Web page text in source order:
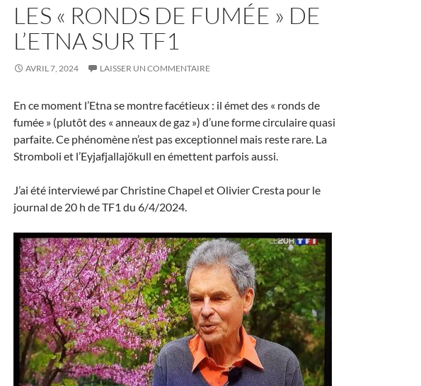
LES « RONDS DE FUMÉE » DE
L’ETNA SUR TF1
AVRIL 7, 2024 LAISSER UN COMMENTAIRE
En ce moment l’Etna se montre facétieux : il émet des « ronds de
fumée » (plutôt des « anneaux de gaz ») d’une forme circulaire quasi
parfaite. Ce phénomène n’est pas exceptionnel mais reste rare. La
Stromboli et l’Eyjafjallajökull en émettent parfois aussi.
J’ai été interviewé par Christine Chapel et Olivier Cresta pour le
journal de 20 h de TF1 du 6/4/2024.